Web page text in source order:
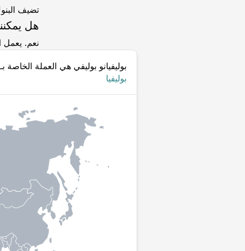
تضيف
هل
نعم. يعمل
بوليفيانو بوليفي هي العملة الخاصة بـ
بوليفيا